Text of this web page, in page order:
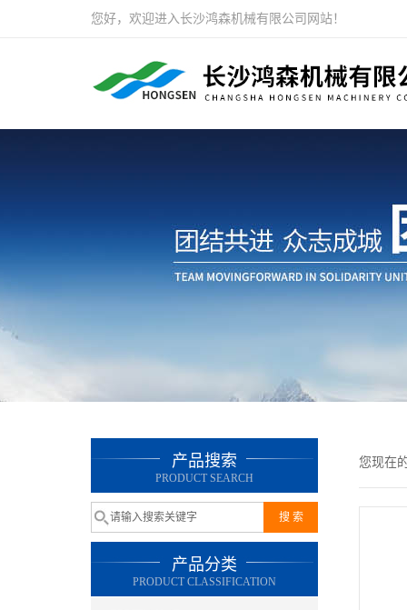
您好，欢迎进入长沙鸿森机械有限公司网站！
产品搜索
PRODUCT SEARCH
产品分类
PRODUCT CLASSIFICATION
您现在